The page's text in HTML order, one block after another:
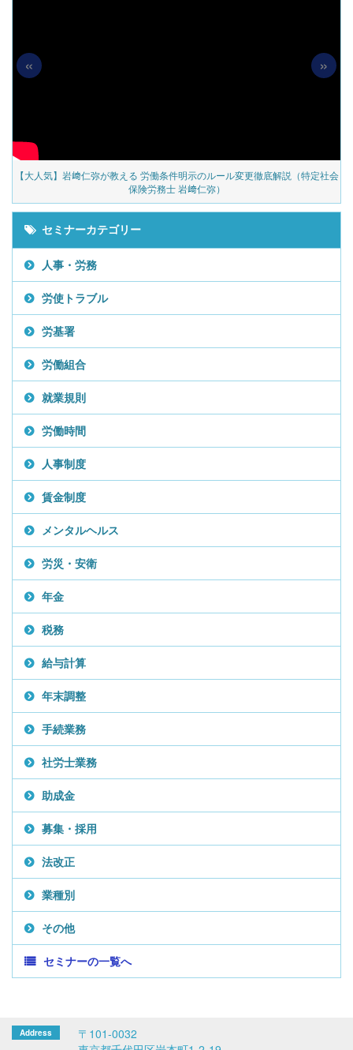
【大人気】岩﨑仁弥が教える 労働条件明示のルール変更徹底解説（特定社会
保険労務士 岩﨑仁弥）
« »
セミナーカテゴリー
人事・労務
労使トラブル
労基署
労働組合
就業規則
労働時間
人事制度
賃金制度
メンタルヘルス
労災・安衛
年金
税務
給与計算
年末調整
手続業務
社労士業務
助成金
募集・採用
法改正
業種別
その他
セミナーの一覧へ
〒101-0032